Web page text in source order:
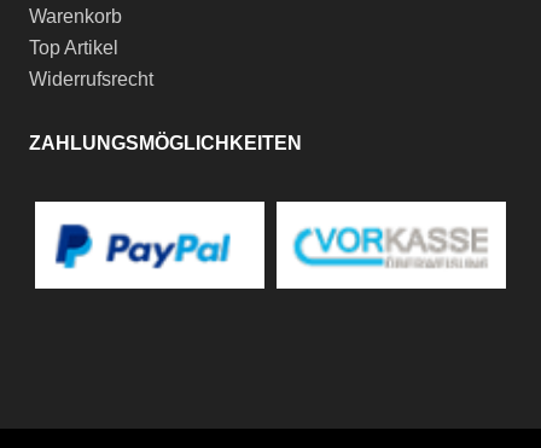
Warenkorb
Top Artikel
Widerrufsrecht
ZAHLUNGSMÖGLICHKEITEN